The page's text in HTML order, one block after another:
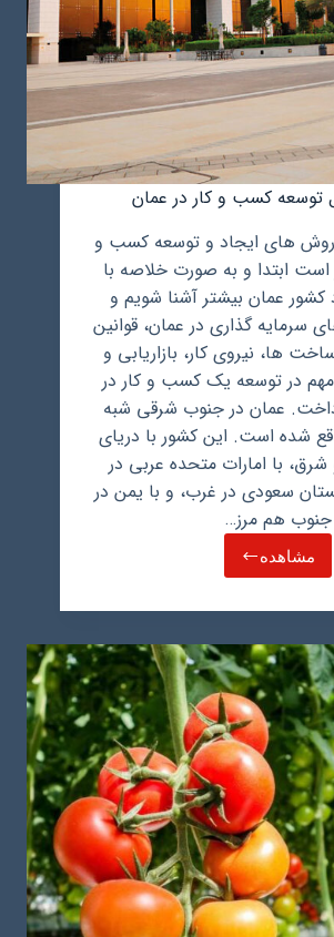
توسعه کسب و کار در عمان
های ایجاد و توسعه کسب و
است ابتدا و به صورت خلاصه با
عمان بیشتر آشنا شویم و
گذاری در عمان، قوانین
ها، نیروی کار، بازاریابی و
مهم در توسعه یک کسب و کار در
عمان در جنوب شرقی شبه
شده است. این کشور با دریای
با امارات متحده عربی در
سعودی در غرب، و با یمن در
جنوب هم مرز…
مشاهدهراهنمای
توسعه
و
کار
در
عمان